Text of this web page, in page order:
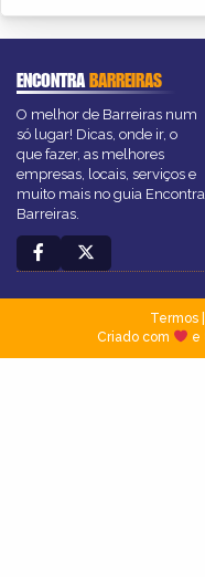
ENCONTRABARREIRAS
O melhor de Barreiras num
só lugar! Dicas, onde ir, o
que fazer, as melhores
empresas, locais, serviços e
muito mais no guia Encontra
Barreiras.
Termos|
Criado com
e